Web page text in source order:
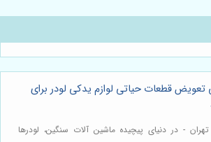
تعویض قطعات حیاتی لوازم یدکی لودر برای
- در دنیای پیچیده ماشین آلات سنگین، لودرها